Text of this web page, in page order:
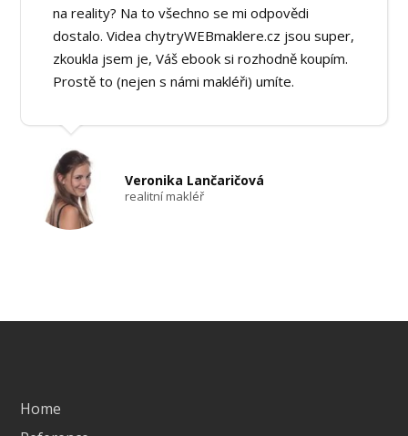
na reality? Na to všechno se mi odpovědi
dostalo. Videa chytryWEBmaklere.cz jsou super,
zkoukla jsem je, Váš ebook si rozhodně koupím.
Prostě to (nejen s námi makléři) umíte.
Veronika Lančaričová
realitní makléř
Home